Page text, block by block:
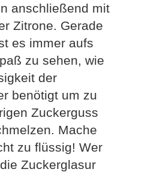
anschließend mit
Zitrone. Gerade
es immer aufs
zu sehen, wie
der
benötigt um zu
Zuckerguss
Mache
zu flüssig! Wer
Zuckerglasur